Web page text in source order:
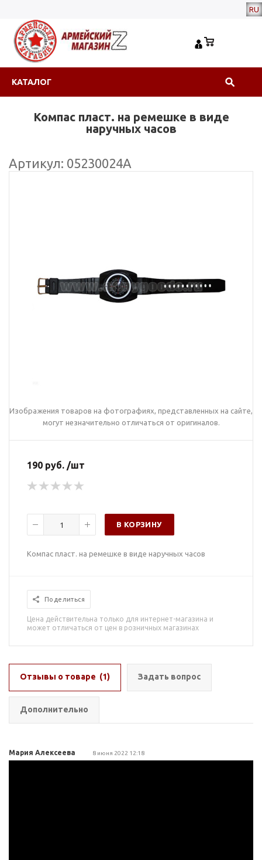
RU
КАТАЛОГ
Компас пласт. на ремешке в виде
наручных часов
Артикул: 05230024А
Изображения товаров на фотографиях, представленных на сайте,
могут незначительно отличаться от оригиналов.
190 руб. /шт
В КОРЗИНУ
Компас пласт. на ремешке в виде наручных часов
Поделиться
Цена действительна только для интернет-магазина и
может отличаться от цен в розничных магазинах
Отзывы о товаре (1) Задать вопрос
Дополнительно
Мария Алексеева 8 июня 2022 12:18